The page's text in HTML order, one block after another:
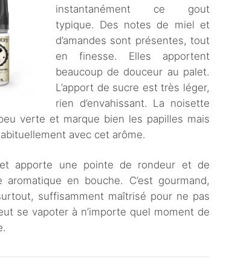
instantanément ce gout
typique. Des notes de miel et
d’amandes sont présentes, tout
en finesse. Elles apportent
beaucoup de douceur au palet.
L’apport de sucre est très léger,
rien d’envahissant. La noisette
verte et marque bien les papilles mais
avec cet arôme.
apporte une pointe de rondeur et de
en bouche. C’est gourmand,
suffisamment maîtrisé pour ne pas
se vapoter à n’importe quel moment de